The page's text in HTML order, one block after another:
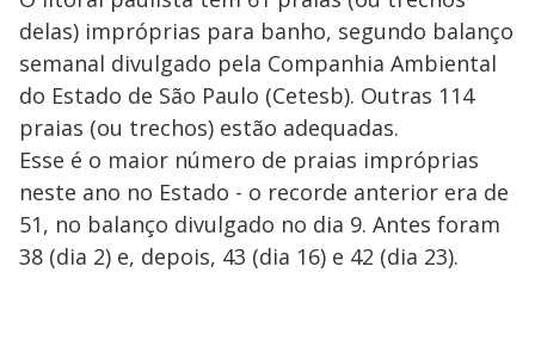
delas) impróprias para banho, segundo balanço
semanal divulgado pela Companhia Ambiental
do Estado de São Paulo (Cetesb). Outras 114
praias (ou trechos) estão adequadas.
Esse é o maior número de praias impróprias
neste ano no Estado - o recorde anterior era de
51, no balanço divulgado no dia 9. Antes foram
38 (dia 2) e, depois, 43 (dia 16) e 42 (dia 23).